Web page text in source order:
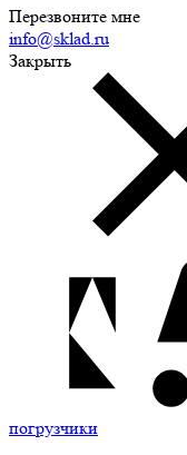
Перезвоните мне
info@sklad.ru
Закрыть
погрузчики